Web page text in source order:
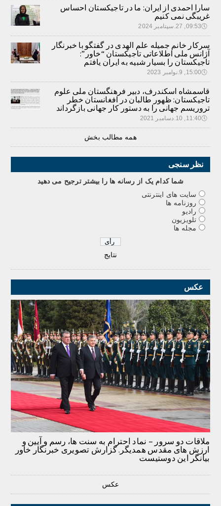
سارا احمدی از ایران: ما در تاجیکستان احساس
غریبگی نمی کنیم
🕔09:53, 27.سپتامبر 2024
سرکار خانم جمیله علم الهدی در گفتگو با خبرنگار
آژانس ملی اطلاعاتی تاجیکستان “خاور”:
تاجیکستان را بسیار شبیه به ایران یافتم
🕔15:00, 9.نوامبر 2023
قاسمشاه اسکندرف، دبیر فرهنگستان ملی علوم
تاجیکستان: ظهور طالبان در افغانستان خطر
تروریسم جهانی را به دستور کار جهانی بازگرداند
🕔11:40, 10.دسامبر 2021
همه مطالب بخش
نظر سنجی
شما کدام يک از رسانه ها را بيشتر ترجيح می دهيد
سایت های اینترنتی
روزنامه ها
رادیو
تلویزیون
مجله ها
نتایج
عکس
ملاقات دو سرور – نماد احترام به سنت ها، رسم و آیین و
ارزش های مقدس همدیگر. گزارش تصویری خبرنگار خاور
بیانگر این دوستیست
عکس